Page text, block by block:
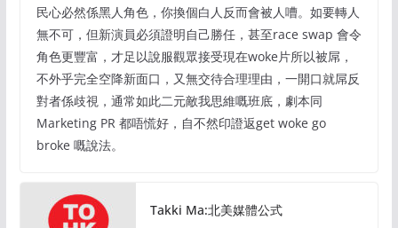
民心必然係黑人角色，你換個白人反而會被人嘈。如要轉人
無不可，但新演員必須證明自己勝任，甚至race swap 會令
角色更豐富，才足以說服觀眾接受現在woke片所以被屌，
不外乎完全空降新面口，又無交待合理理由，一開口就屌反
對者係歧視，通常如此二元敵我思維嘅班底，劇本同
Marketing PR 都唔慌好，自不然印證返get woke go
broke 嘅說法。
Takki Ma:北美媒體公式